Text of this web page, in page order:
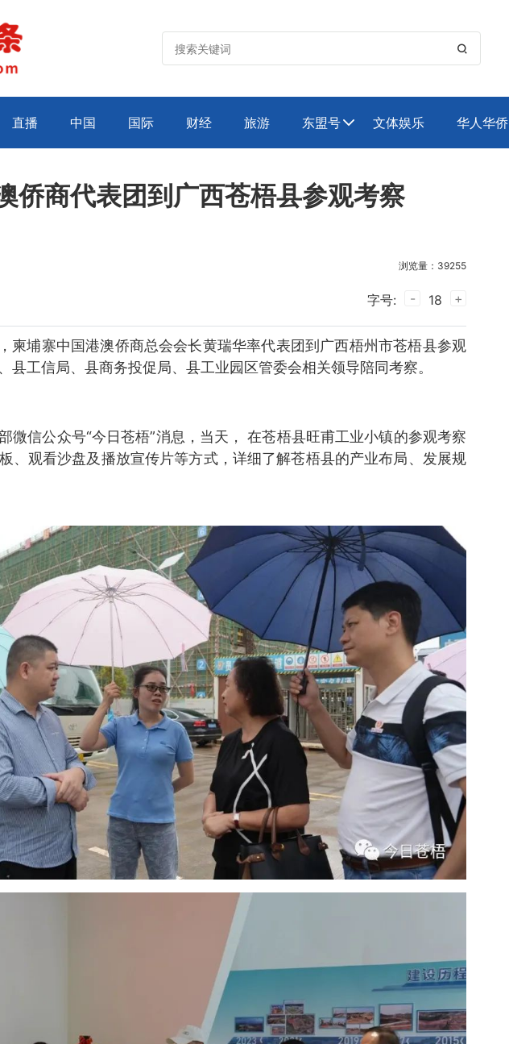

直播 中国 国际 财经 旅游 东盟号 文体娱乐 华人华侨
侨商代表团到广西苍梧县参观考察
浏览量：39255
字号: - 18 +
柬埔寨中国港澳侨商总会会长黄瑞华率代表团到广西梧州市苍梧县参观
县工信局、县商务投促局、县工业园区管委会相关领导陪同考察。
微信公众号“今日苍梧”消息，当天， 在苍梧县旺甫工业小镇的参观考察
、观看沙盘及播放宣传片等方式，详细了解苍梧县的产业布局、发展规